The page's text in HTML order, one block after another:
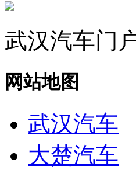
武汉汽车门
网站地图
武汉汽车
大楚汽车